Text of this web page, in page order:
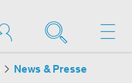
News & Presse